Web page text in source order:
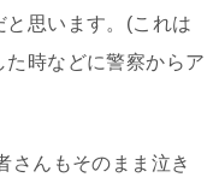
と思います。(これは
時などに警察からア
さんもそのまま泣き